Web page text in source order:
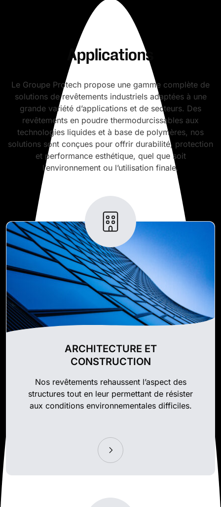
Applications
Le Groupe Protech propose une gamme complète de
solutions de revêtements industriels adaptées à une
grande variété d’applications et de secteurs. Des
revêtements en poudre thermodurcissables aux
technologies liquides et à base de polymères, nos
solutions sont conçues pour offrir durabilité, protection
et performance esthétique, quel que soit
l’environnement ou l’utilisation finale.
ARCHITECTURE ET
CONSTRUCTION
Nos revêtements rehaussent l’aspect des
structures tout en leur permettant de résister
aux conditions environnementales difficiles.